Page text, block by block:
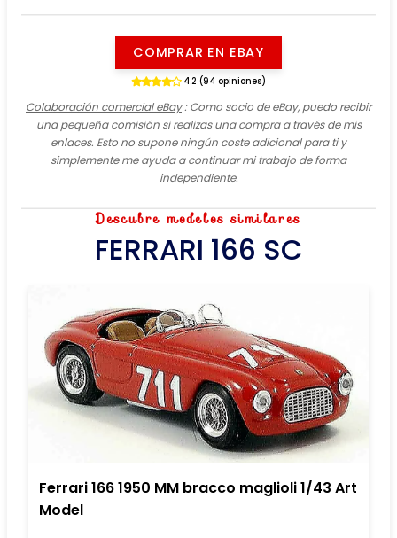
COMPRAR EN EBAY
4.2 (94 opiniones)
Colaboración comercial eBay: Como socio de eBay, puedo recibir
una pequeña comisión si realizas una compra a través de mis
enlaces. Esto no supone ningún coste adicional para ti y
simplemente me ayuda a continuar mi trabajo de forma
independiente.
Descubre modelos similares
FERRARI 166 SC
Ferrari 166 1950 MM bracco maglioli 1/43 Art
Model